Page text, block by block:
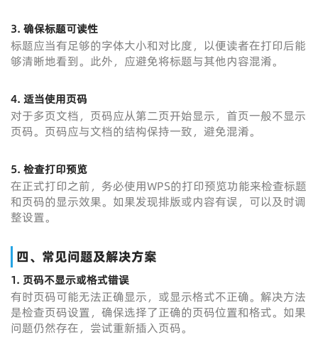
3. 确保标题可读性
标题应当有足够的字体大小和对比度，以便读者在打印后能
够清晰地看到。此外，应避免将标题与其他内容混淆。
4. 适当使用页码
对于多页文档，页码应从第二页开始显示，首页一般不显示
页码。页码应与文档的结构保持一致，避免混淆。
5. 检查打印预览
在正式打印之前，务必使用WPS的打印预览功能来检查标题
和页码的显示效果。如果发现排版或内容有误，可以及时调
整设置。
四、常见问题及解决方案
1. 页码不显示或格式错误
有时页码可能无法正确显示，或显示格式不正确。解决方法
是检查页码设置，确保选择了正确的页码位置和格式。如果
问题仍然存在，尝试重新插入页码。